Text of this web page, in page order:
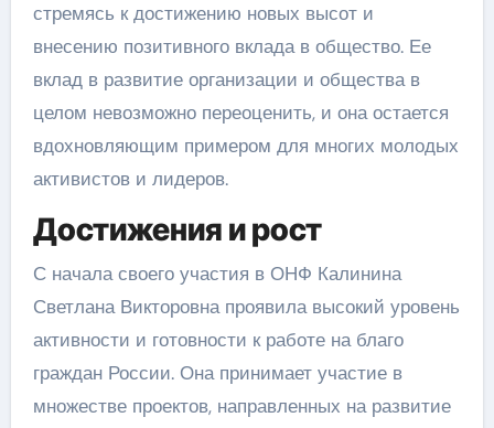
стремясь к достижению новых высот и
внесению позитивного вклада в общество. Ее
вклад в развитие организации и общества в
целом невозможно переоценить, и она остается
вдохновляющим примером для многих молодых
активистов и лидеров.
Достижения и рост
С начала своего участия в ОНФ Калинина
Светлана Викторовна проявила высокий уровень
активности и готовности к работе на благо
граждан России. Она принимает участие в
множестве проектов, направленных на развитие